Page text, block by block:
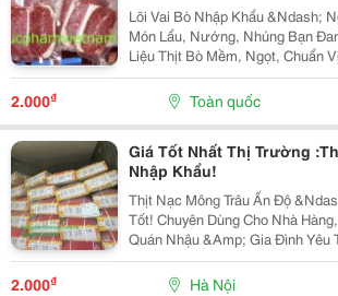
Lõi Vai Bò Nhập Khẩu &Ndash;
Món Lẩu, Nướng, Nhúng Bạn Đang Tìm Nguồn Nguyên
Liệu Thịt Bò Mềm, Ngọt, Chuẩn
Ăn, Quán Lẩu &Ndash; Nướng ? Thực Phẩm Sạch Việt
Nam Chuyên Phân Phối Sỉ Lõi
2.000₫ Toàn quốc
Giá Tốt Nhất Thị Trường
Nhập Khẩu!
Thịt Nạc Mông Trâu Ấn Độ
Tốt! Chuyên Dùng Cho Nhà Hàng, Bếp Ăn Công Nghiệp,
Quán Nhậu &Amp; Gia Đình Yêu Thịt
Tìm Một Loại Thịt Nạc, Chắc,
Xào, Nướng, Kho Hay Hầm?
2.000₫ Hà Nội